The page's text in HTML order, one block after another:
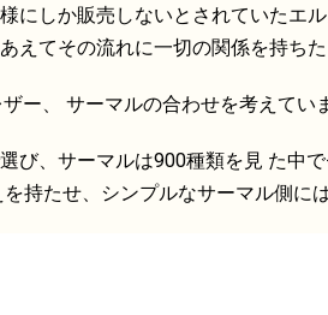
しか販売しないとされていたエル
てその流れに一切の関係を持ちた
ー、 サーマルの合わせを考えてい
び、サーマルは900種類を見 た中
持たせ、シンプルなサーマル側に